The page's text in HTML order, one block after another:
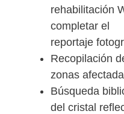
rehabilitación
completar el
reportaje
Recopilación
zonas
Búsqueda
del cristal